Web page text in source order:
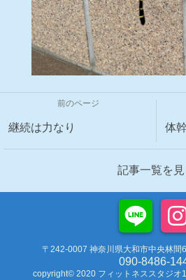
前のページ
継続は力なり 体
記事一覧を見
〒242-0007 神奈川県大和市中央林間
090-8486-
copyright© 2020 フィットネススタジオ